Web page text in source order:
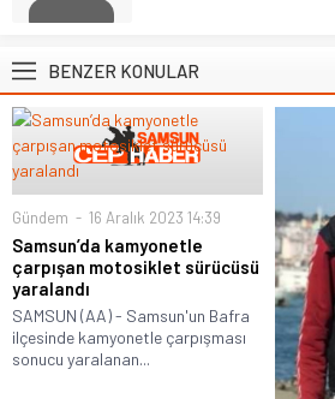
BENZER KONULAR
Gündem 16 Aralık 2023 14:39
Samsun’da kamyonetle
çarpışan motosiklet sürücüsü
yaralandı
SAMSUN (AA) - Samsun'un Bafra
ilçesinde kamyonetle çarpışması
sonucu yaralanan...